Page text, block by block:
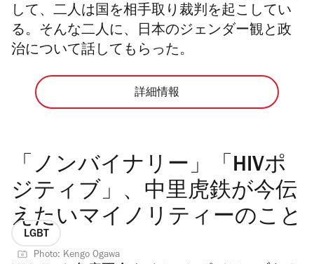
して、二人は国を相手取り裁判を起こしてい
る。そんな二人に、日本のジェンダー観と政
治について話してもらった。
詳細情報
「ノンバイナリー」「HIVポ
ジティブ」、中里虎鉄が今伝
えたいマイノリティーのこと
LGBT
Photo: Kengo Ogawa